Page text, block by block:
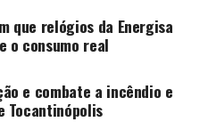
que relógios da Energisa
o consumo real
e combate a incêndio e
Tocantinópolis